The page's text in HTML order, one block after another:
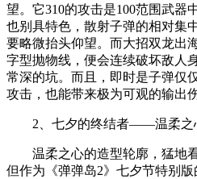
望。它310的攻击是100范围武器
也别具特色，散射子弹的相对集
要略微抬头仰望。而大招双龙出
字型抛物线，便会连续破坏敌人
常深的坑。而且，即时是子弹仅
攻击，也能带来极为可观的输出伤
2、七夕的终结者——温柔之
温柔之心的造型轮廓，猛地看
但作为《弹弹岛2》七夕节特别